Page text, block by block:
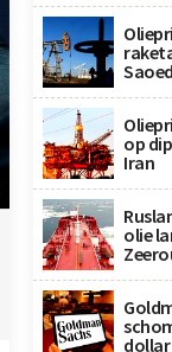
op
Iran
olie